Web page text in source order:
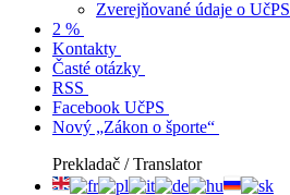
Zverejňované údaje o UčPS
2 %
Kontakty
Časté otázky
RSS
Facebook UčPS
Nový „Zákon o športe“
Prekladač / Translator